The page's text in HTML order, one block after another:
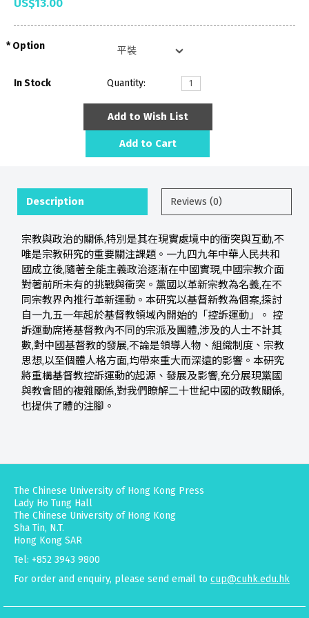
US$13.00
Option
In Stock Quantity:
Add to Wish List
Add to Cart
Description Reviews (0)
宗教與政治的關係,特別是其在現實處境中的衝突與互動,不
唯是宗教研究的重要關注課題。一九四九年中華人民共和
國成立後,隨著全能主義政治逐漸在中國實現,中國宗教介面
對著前所未有的挑戰與衝突。黨國以革新宗教為名義,在不
同宗教界內推行革新運動。本研究以基督新教為個案,探討
自一九五一年起於基督教領域內開始的「控訴運動」。 控
訴運動席捲基督教內不同的宗派及團體,涉及的人士不計其
數,對中國基督教的發展,不論是領導人物、組織制度、宗教
思想,以至個體人格方面,均帶來重大而深遠的影響。本研究
將重構基督教控訴運動的起源、發展及影響,充分展現黨國
與教會間的複雜關係,對我們瞭解二十世紀中國的政教關係,
也提供了體的注腳。
The Chinese University of Hong Kong Press
Lady Ho Tung Hall
The Chinese University of Hong Kong
Sha Tin, N.T.
Hong Kong SAR
Tel: +852 3943 9800
For order and enquiry, please send email to cup@cuhk.edu.hk